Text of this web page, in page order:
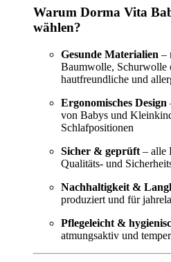
Warum Dorma Vita
wählen?
Gesunde Materialien –
Baumwolle, Schurwolle
hautfreundliche und
Ergonomisches Design
von Babys und
Schlafpositionen
Sicher & geprüft – alle
Qualitäts- und
Nachhaltigkeit &
produziert und für
Pflegeleicht &
atmungsaktiv und